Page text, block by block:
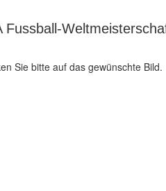
Sie bitte auf das gewünschte Bild.